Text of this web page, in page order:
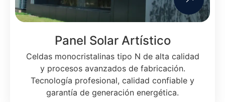
Panel Solar Artístico
Celdas monocristalinas tipo N de alta calidad
y procesos avanzados de fabricación.
Tecnología profesional, calidad confiable y
garantía de generación energética.